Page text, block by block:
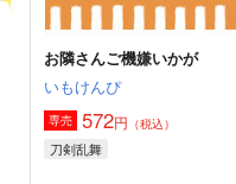
お隣さんご機嫌いかが
いもけんぴ
専売 572円 （税込）
刀剣乱舞